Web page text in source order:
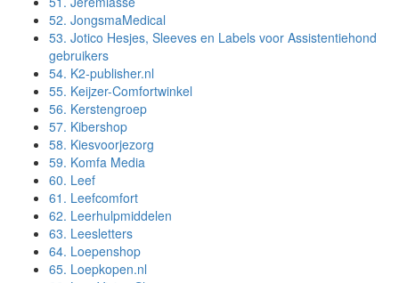
52. JongsmaMedical
53. Jotico Hesjes, Sleeves en Labels voor Assistentiehond
gebruikers
54. K2-publisher.nl
55. Keijzer-Comfortwinkel
56. Kerstengroep
57. Kibershop
58. Kiesvoorjezorg
59. Komfa Media
60. Leef
61. Leefcomfort
62. Leerhulpmiddelen
63. Leesletters
64. Loepenshop
65. Loepkopen.nl